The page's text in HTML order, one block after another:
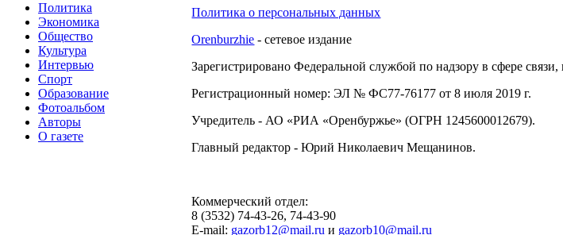
Политика
Экономика
Общество
Культура
Интервью
Спорт
Образование
Фотоальбом
Авторы
О газете
Политика о персональных данных
Orenburzhie - сетевое издание
Зарегистрировано Федеральной службой по надзору в сфере
Регистрационный номер: ЭЛ № ФС77-76177 от 8 июля 2019 г.
Учредитель - АО «РИА «Оренбуржье» (ОГРН 1245600012679).
Главный редактор - Юрий Николаевич Мещанинов.
Коммерческий отдел:
8 (3532) 74-43-26, 74-43-90
E-mail: gazorb12@mail.ru и gazorb10@mail.ru